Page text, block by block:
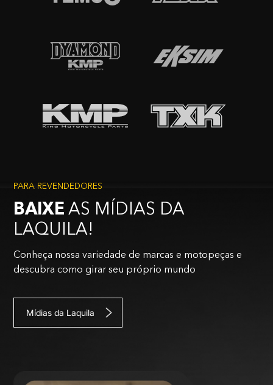
PARA REVENDEDORES
BAIXE AS MÍDIAS DA
LAQUILA!
Conheça nossa variedade de marcas e motopeças e
descubra como girar seu próprio mundo
Mídias da Laquila